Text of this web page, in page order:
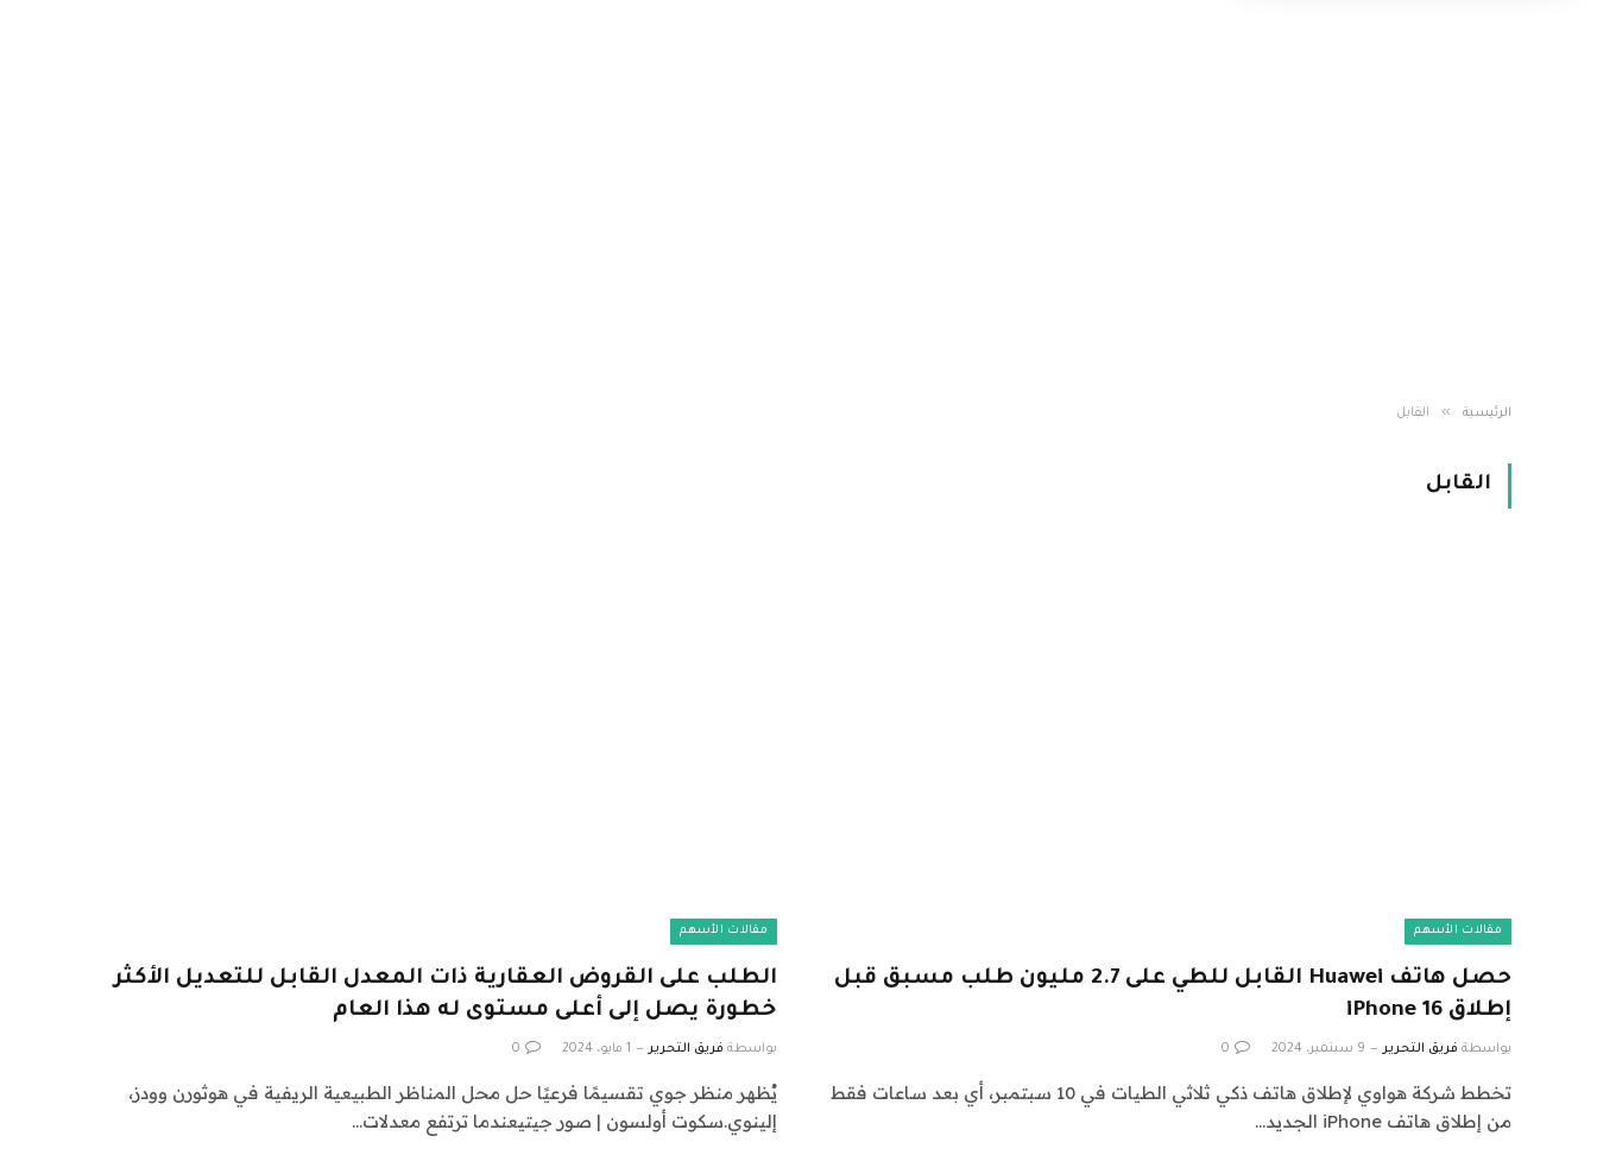
الرئيسية » القابل
القابل
مقالات الأسهم
حصل هاتف Huawei القابل للطي على 2.7 مليون طلب مسبق قبل
إطلاق iPhone 16
بواسطة فريق التحرير 9 سبتمبر، 2024 0
تخطط شركة هواوي لإطلاق هاتف ذكي ثلاثي الطيات في 10 سبتمبر، أي بعد ساعات فقط
من إطلاق هاتف iPhone الجديد…
مقالات الأسهم
الطلب على القروض العقارية ذات المعدل القابل للتعديل الأكثر
خطورة يصل إلى أعلى مستوى له هذا العام
بواسطة فريق التحرير 1 مايو، 2024 0
يُظهر منظر جوي تقسيمًا فرعيًا حل محل المناظر الطبيعية الريفية في هوثورن وودز،
إلينوي.سكوت أولسون | صور جيتيعندما ترتفع معدلات…